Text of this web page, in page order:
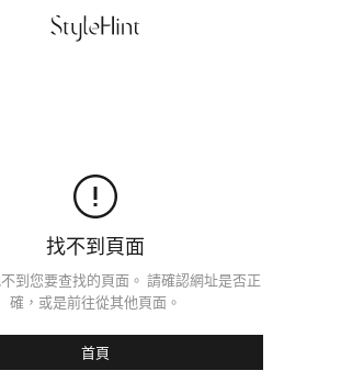
找不到頁面
到您要查找的頁面。 請確認網址是否正
確，或是前往從其他頁面。
首頁